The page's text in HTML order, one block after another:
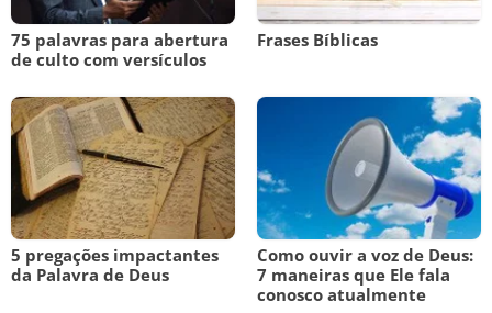
75 palavras para abertura
de culto com versículos
Frases Bíblicas
5 pregações impactantes
da Palavra de Deus
Como ouvir a voz de Deus:
7 maneiras que Ele fala
conosco atualmente